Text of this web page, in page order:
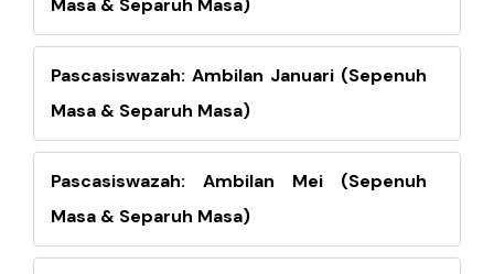
Masa & Separuh Masa)
Pascasiswazah: Ambilan Januari (Sepenuh
Masa & Separuh Masa)
Pascasiswazah: Ambilan Mei (Sepenuh
Masa & Separuh Masa)